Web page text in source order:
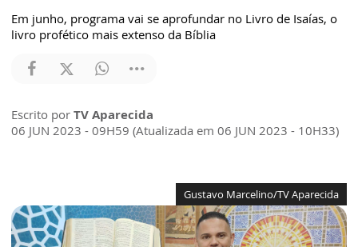
Em junho, programa vai se aprofundar no Livro de Isaías, o
livro profético mais extenso da Bíblia
Escrito por TV Aparecida
06 JUN 2023 - 09H59 (Atualizada em 06 JUN 2023 - 10H33)
Gustavo Marcelino/TV Aparecida